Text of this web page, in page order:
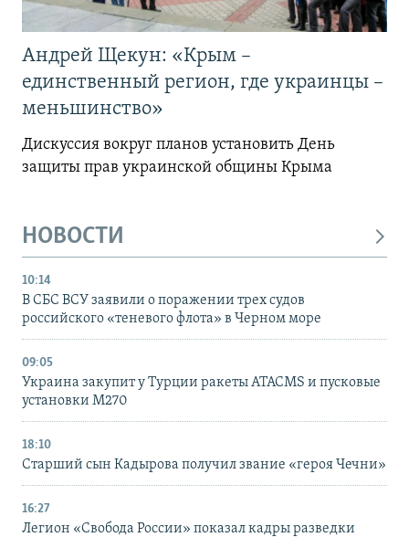
Андрей Щекун: «Крым –
единственный регион, где украинцы –
меньшинство»
Дискуссия вокруг планов установить День
защиты прав украинской общины Крыма
НОВОСТИ
10:14
В СБС ВСУ заявили о поражении трех судов
российского «теневого флота» в Черном море
09:05
Украина закупит у Турции ракеты ATACMS и пусковые
установки M270
18:10
Старший сын Кадырова получил звание «героя Чечни»
16:27
Легион «Свобода России» показал кадры разведки